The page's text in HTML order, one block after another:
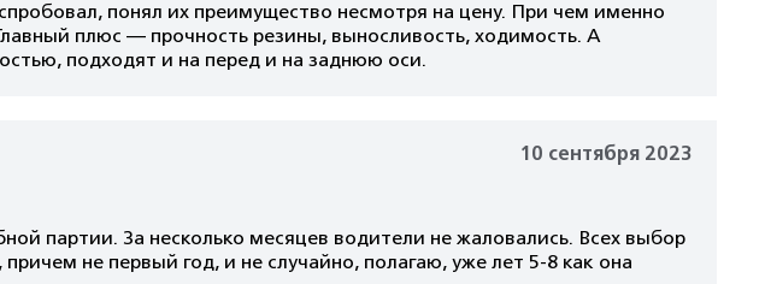
понял их преимущество несмотря на цену. При чем именно
плюс — прочность резины, выносливость, ходимость. А
подходят и на перед и на заднюю оси.
10 сентября 2023
партии. За несколько месяцев водители не жаловались. Всех выбор
не первый год, и не случайно, полагаю, уже лет 5-8 как она